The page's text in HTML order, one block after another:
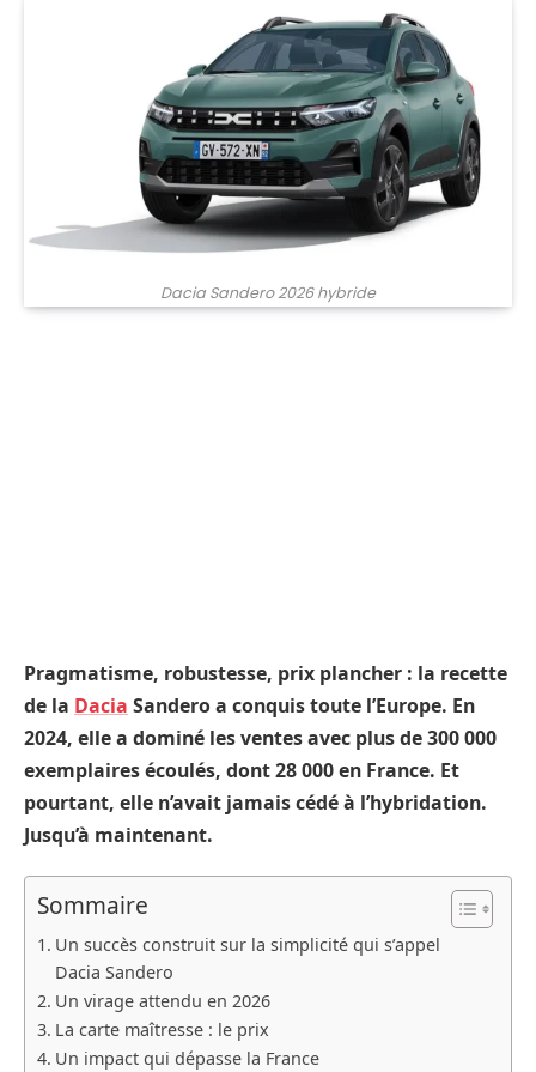
Dacia Sandero 2026 hybride
Pragmatisme, robustesse, prix plancher : la recette
de la Dacia Sandero a conquis toute l’Europe. En
2024, elle a dominé les ventes avec plus de 300 000
exemplaires écoulés, dont 28 000 en France. Et
pourtant, elle n’avait jamais cédé à l’hybridation.
Jusqu’à maintenant.
Sommaire
Un succès construit sur la simplicité qui s’appel
Dacia Sandero
Un virage attendu en 2026
La carte maîtresse : le prix
Un impact qui dépasse la France